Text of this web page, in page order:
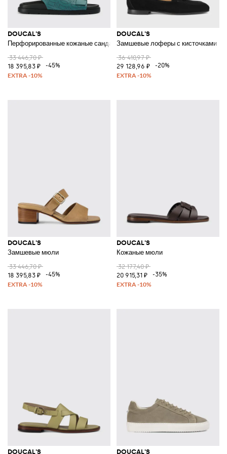
DOUCAL'S
Перфорированные кожаные сандалии
33 446,70 ₽
18 395,83 ₽
-45%
DOUCAL'S
Замшевые лоферы с кисточками
36 410,97 ₽
29 128,96 ₽
-20%
DOUCAL'S
Замшевые мюли
33 446,70 ₽
18 395,83 ₽
-45%
DOUCAL'S
Кожаные мюли
32 177,40 ₽
20 915,31 ₽
-35%
DOUCAL'S DOUCAL'S